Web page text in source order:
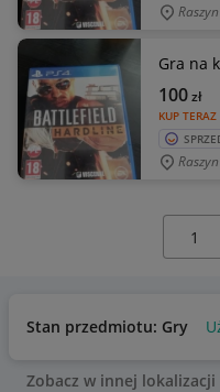
Raszyn
Gra na
KUP TERAZ
100zł
Raszyn
Stan przedmiotu: Gry
Zobacz w innej lokalizacji